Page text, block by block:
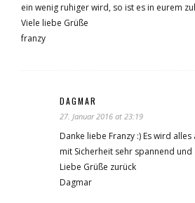
ein wenig ruhiger wird, so ist es in eurem
Viele liebe Grüße
franzy
DAGMAR
27. Januar 2016 at 23:19
Danke liebe Franzy :) Es wird
mit Sicherheit sehr spannend und
Liebe Grüße zurück
Dagmar